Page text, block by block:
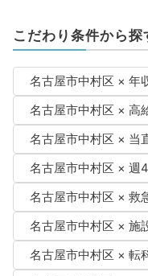
こだわり条件から探
名古屋市中村区 × 年
名古屋市中村区 × 高
名古屋市中村区 × 当
名古屋市中村区 × 週
名古屋市中村区 × 救
名古屋市中村区 × 施
名古屋市中村区 × 転